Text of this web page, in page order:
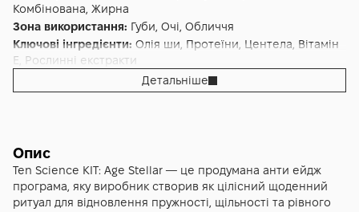
Комбінована, Жирна
Зона використання: Губи, Очі, Обличчя
Ключові інгредієнти: Олія ши, Протеїни, Центела, Вітамін
E, Рослинні екстракти
Антивіковий,Зволоження
Форма випуску:Набір
- TEN KIT: AGE STELLAR
Детальніше
Опис
Ten Science KIT: Age Stellar — це продумана анти ейдж
програма, яку виробник створив як цілісний щоденний
ритуал для відновлення пружності, щільності та рівного